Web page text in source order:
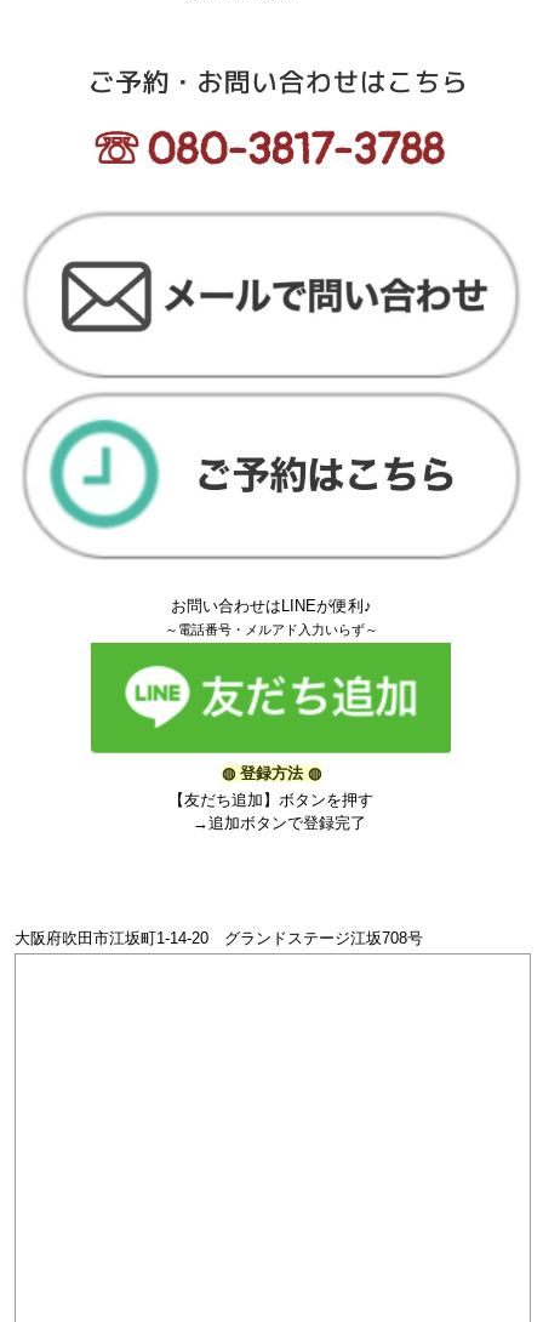
お問い合わせはLINEが便利♪
～電話番号・メルアド入力いらず～
◍ 登録方法 ◍
【友だち追加】ボタンを押す
→追加ボタンで登録完了
大阪府吹田市江坂町1-14-20 グランドステージ江坂708号